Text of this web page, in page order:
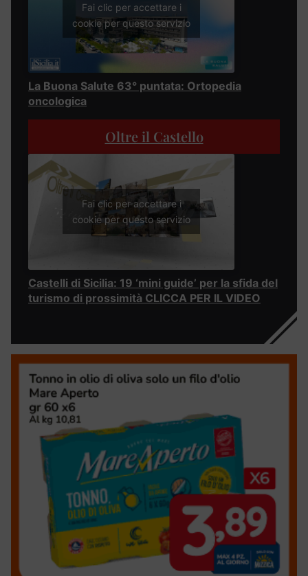
Fai clic per accettare i
cookie per questo servizio
La Buona Salute 63° puntata: Ortopedia
oncologica
Oltre il Castello
Fai clic per accettare i
cookie per questo servizio
Castelli di Sicilia: 19 ‘mini guide’ per la sfida del
turismo di prossimità CLICCA PER IL VIDEO